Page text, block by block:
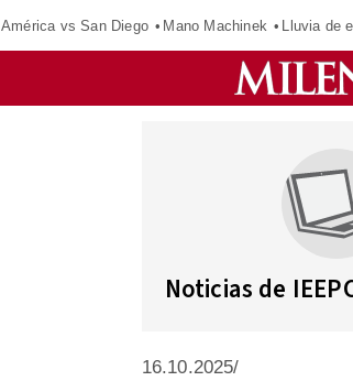
América vs San Diego Mano Machinek Lluvia de
Noticias de
16.10.2025/